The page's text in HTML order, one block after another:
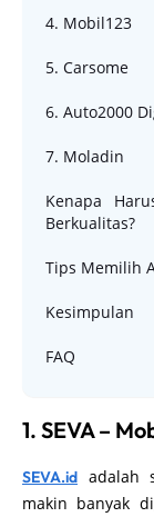
4. Mobil123
5. Carsome
6. Auto2000
7. Moladin
Kenapa
Berkualitas?
Tips Memilih
Kesimpulan
FAQ
1. SEVA –
SEVA.id adalah
makin banyak